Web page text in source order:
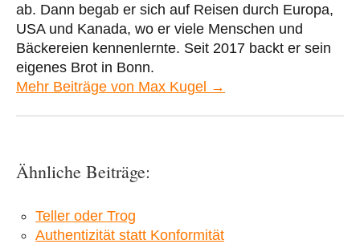
ab. Dann begab er sich auf Reisen durch Europa,
USA und Kanada, wo er viele Menschen und
Bäckereien kennenlernte. Seit 2017 backt er sein
eigenes Brot in Bonn.
Mehr Beiträge von Max Kugel →
Ähnliche Beiträge:
Teller oder Trog
Authentizität statt Konformität